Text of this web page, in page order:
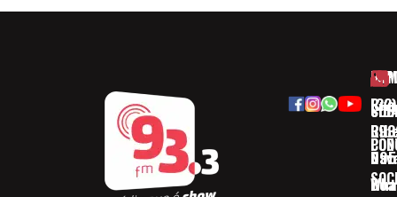
(32)